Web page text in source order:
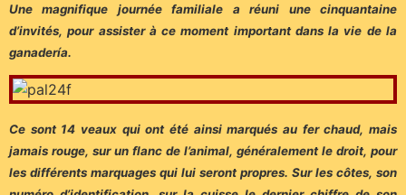
Une magnifique journée familiale a réuni une cinquantaine
d’invités, pour assister à ce moment important dans la vie de la
ganadería.
Ce sont 14 veaux qui ont été ainsi marqués au fer chaud, mais
jamais rouge, sur un flanc de l’animal, généralement le droit, pour
les différents marquages qui lui seront propres. Sur les côtes, son